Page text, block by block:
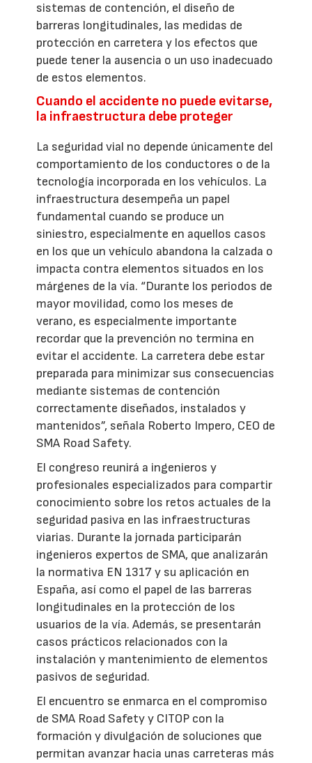
sistemas de contención, el diseño de
barreras longitudinales, las medidas de
protección en carretera y los efectos que
puede tener la ausencia o un uso inadecuado
de estos elementos.
Cuando el accidente no puede evitarse,
la infraestructura debe proteger
La seguridad vial no depende únicamente del
comportamiento de los conductores o de la
tecnología incorporada en los vehículos. La
infraestructura desempeña un papel
fundamental cuando se produce un
siniestro, especialmente en aquellos casos
en los que un vehículo abandona la calzada o
impacta contra elementos situados en los
márgenes de la vía. “Durante los periodos de
mayor movilidad, como los meses de
verano, es especialmente importante
recordar que la prevención no termina en
evitar el accidente. La carretera debe estar
preparada para minimizar sus consecuencias
mediante sistemas de contención
correctamente diseñados, instalados y
mantenidos”, señala Roberto Impero, CEO de
SMA Road Safety.
El congreso reunirá a ingenieros y
profesionales especializados para compartir
conocimiento sobre los retos actuales de la
seguridad pasiva en las infraestructuras
viarias. Durante la jornada participarán
ingenieros expertos de SMA, que analizarán
la normativa EN 1317 y su aplicación en
España, así como el papel de las barreras
longitudinales en la protección de los
usuarios de la vía. Además, se presentarán
casos prácticos relacionados con la
instalación y mantenimiento de elementos
pasivos de seguridad.
El encuentro se enmarca en el compromiso
de SMA Road Safety y CITOP con la
formación y divulgación de soluciones que
permitan avanzar hacia unas carreteras más